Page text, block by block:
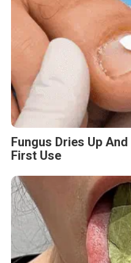
Fungus Dries Up
First Use
This Simple Trick